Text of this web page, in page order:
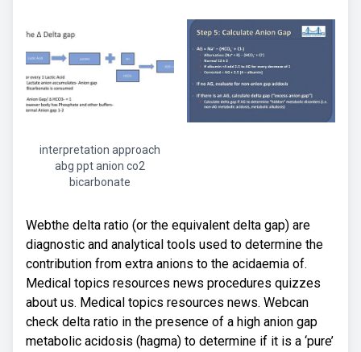
interpretation approach
abg ppt anion co2
bicarbonate
Webthe delta ratio (or the equivalent delta gap) are
diagnostic and analytical tools used to determine the
contribution from extra anions to the acidaemia of.
Medical topics resources news procedures quizzes
about us. Medical topics resources news. Webcan
check delta ratio in the presence of a high anion gap
metabolic acidosis (hagma) to determine if it is a ‘pure’